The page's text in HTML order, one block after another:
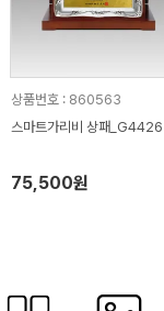
상품번호 : 860563
스마트가리비 상패_G4426
75,500원